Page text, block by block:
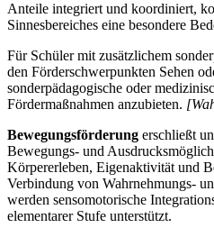
Anteile integriert und koordiniert,
Sinnesbereiches eine besondere
Für Schüler mit zusätzlichem
den Förderschwerpunkten Sehen
sonderpädagogische oder
Fördermaßnahmen anzubieten.
Bewegungsförderung erschließt
Bewegungs- und
Körpererleben, Eigenaktivität und
Verbindung von Wahrnehmungs-
werden sensomotorische
elementarer Stufe unterstützt.